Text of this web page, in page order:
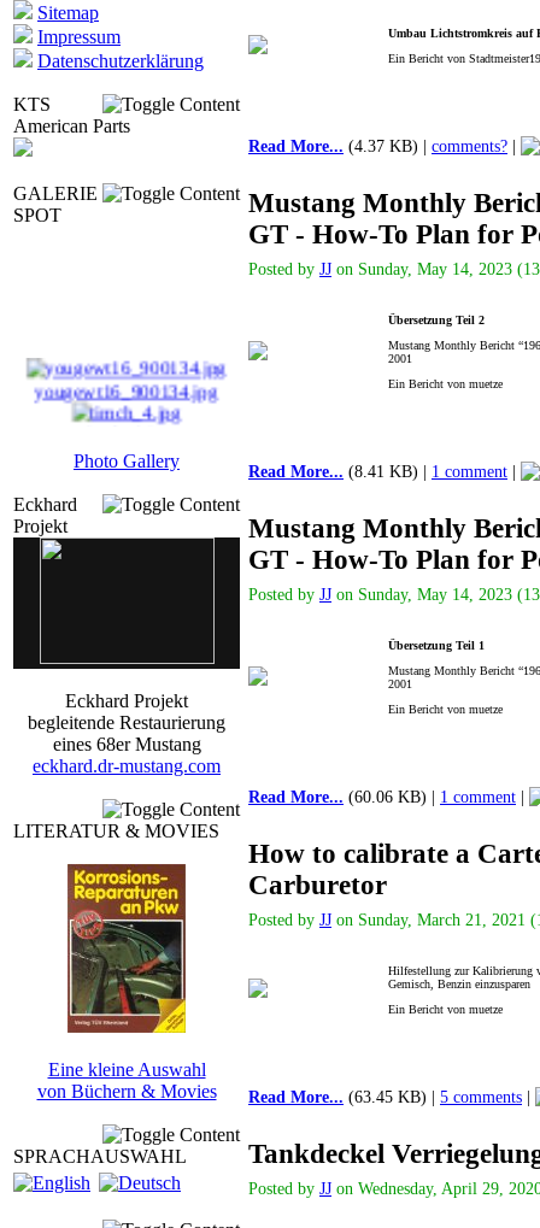
Sitemap
Impressum
Datenschutzerklärung
KTS
American Parts
GALERIE
SPOT
yougewt16_900134.jpg
timch_4.jpg
dr_m_so_26_90382.jpg
2010_IIIltrrun_90102 ...
Photo Gallery
Eckhard
Projekt
Eckhard Projekt
begleitende Restaurierung
eines 68er Mustang
eckhard.dr-mustang.com
LITERATUR & MOVIES
Eine kleine Auswahl
von Büchern & Movies
SPRACHAUSWAHL
Umbau Lichtstromkreis auf
Ein Bericht von
Read More... (4.37 KB) | comments? |
Mustang Monthly
GT - How-To Plan for
Posted by JJ on Sunday, May 14, 2023
Übersetzung Teil 2
Mustang Monthly Bericht
2001
Ein Bericht von muetze
Read More... (8.41 KB) | 1 comment |
Mustang Monthly
GT - How-To Plan for
Posted by JJ on Sunday, May 14, 2023
Übersetzung Teil 1
Mustang Monthly Bericht
2001
Ein Bericht von muetze
Read More... (60.06 KB) | 1 comment |
How to calibrate a
Carburetor
Posted by JJ on Sunday, March 21, 2021
Hilfestellung zur Kalibrierung
Gemisch, Benzin einzusparen
Ein Bericht von muetze
Read More... (63.45 KB) | 5 comments |
Tankdeckel
Posted by JJ on Wednesday, April 29,